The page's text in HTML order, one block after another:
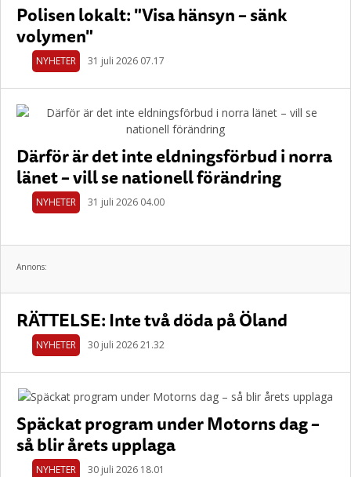
Polisen lokalt: "Visa hänsyn – sänk
volymen"
NYHETER 31 juli 2026 07.17
Därför är det inte eldningsförbud i norra
länet – vill se nationell förändring
NYHETER 31 juli 2026 04.00
Annons:
RÄTTELSE: Inte två döda på Öland
NYHETER 30 juli 2026 21.32
Späckat program under Motorns dag –
så blir årets upplaga
NYHETER 30 juli 2026 18.01